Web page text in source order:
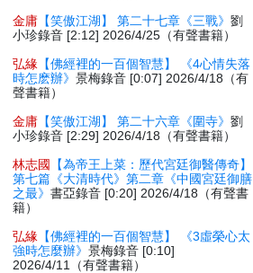
金庸 【笑傲江湖】 第二十七章《三戰》劉
小珍錄音 [2:12] 2026/4/25（有聲書籍）
弘緣 【佛經裡的一百個智慧】 《4心情失落
時怎麽辦》景梅錄音 [0:07] 2026/4/18（有
聲書籍）
金庸 【笑傲江湖】 第二十六章《圍寺》劉
小珍錄音 [2:29] 2026/4/18（有聲書籍）
林志國
【為帝王上菜：歷代宮廷御醫傳奇】
第七篇《大清時代》第二章《中國宮廷御膳
之最》書亞錄音 [0:20] 2026/4/18（有聲書
籍）
弘緣 【佛經裡的一百個智慧】 《3虛榮心太
強時怎麼辦》景梅錄音 [0:10]
2026/4/11（有聲書籍）